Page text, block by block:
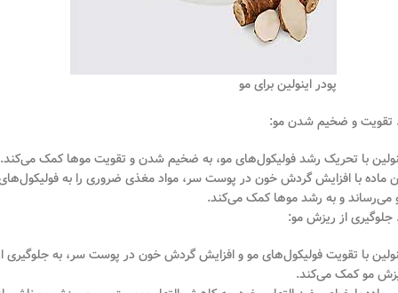
پودر اینولین برای مو
با تحریک رشد فولیکول‌های مو، به ضخیم شدن و تقویت موها کمک می‌کند.
ماده با افزایش گردش خون در پوست سر، مواد مغذی ضروری را به
می‌رساند و به رشد موها کمک می‌کند.
با تقویت فولیکول‌های مو و افزایش گردش خون در پوست سر، به جلوگیری
مو کمک می‌کند.